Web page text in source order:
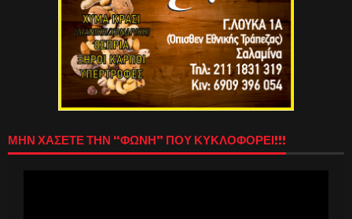
ΜΗΝ ΧΑΣΕΤΕ ΤΗΝ “ΦΩΝΗ” ΠΟΥ ΚΥΚΛΟΦΟΡΕΙ!!!